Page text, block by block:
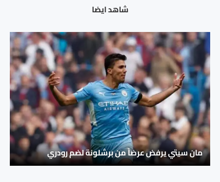
شاهد ايضا
مان سيتي يرفض عرضاً من برشلونة لضم رودري